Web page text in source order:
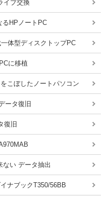
イブ交換
るHPノートPC
体型ディスクトップPC
に移植
こぼしたノートパソコン
ータ復旧
復旧
い データ抽出
ナブックT350/56BB